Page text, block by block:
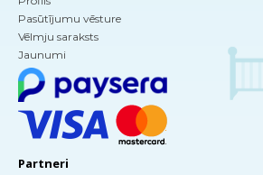
Pasūtījumu vēsture
Vēlmju saraksts
Jaunumi
Partneri